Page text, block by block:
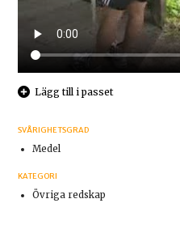
Lägg till i passet
SVÅRIGHETSGRAD
Medel
KATEGORI
Övriga redskap